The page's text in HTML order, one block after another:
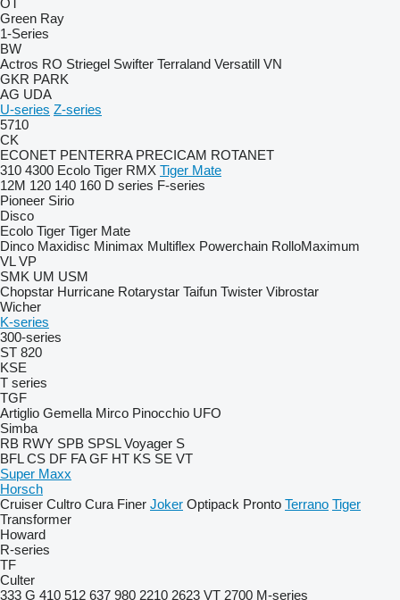
OT
Green Ray
1-Series
BW
Actros RO Striegel Swifter Terraland Versatill VN
GKR PARK
AG UDA
U-series Z-series
5710
CK
ECONET PENTERRA PRECICAM ROTANET
310 4300 Ecolo Tiger RMX Tiger Mate
12M 120 140 160 D series F-series
Pioneer Sirio
Disco
Ecolo Tiger Tiger Mate
Dinco Maxidisc Minimax Multiflex Powerchain RolloMaximum
VL VP
SMK UM USM
Chopstar Hurricane Rotarystar Taifun Twister Vibrostar
Wicher
K-series
300-series
ST 820
KSE
T series
TGF
Artiglio Gemella Mirco Pinocchio UFO
Simba
RB RWY SPB SPSL Voyager S
BFL CS DF FA GF HT KS SE VT
Super Maxx
Horsch
Cruiser Cultro Cura Finer Joker Optipack Pronto Terrano Tiger
Transformer
Howard
R-series
TF
Culter
333 G 410 512 637 980 2210 2623 VT 2700 M-series